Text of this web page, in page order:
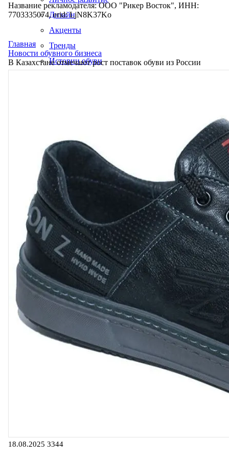
Дизайн
Акценты
Тренды
Истории обуви
Название рекламодателя: ООО "Рикер Восток", ИНН:
7703335074, erid: LjN8K37Ko
Главная
Новости обувного бизнеса
В Казахстане отмечают рост поставок обуви из России
18.08.2025 3344